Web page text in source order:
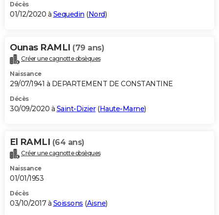
Décès
01/12/2020 à Sequedin (Nord)
Ounas RAMLI (79 ans)
Créer une cagnotte obsèques
Naissance
29/07/1941 à DEPARTEMENT DE CONSTANTINE
Décès
30/09/2020 à Saint-Dizier(Haute-Marne)
El RAMLI (64 ans)
Créer une cagnotte obsèques
Naissance
01/01/1953
Décès
03/10/2017 à Soissons (Aisne)